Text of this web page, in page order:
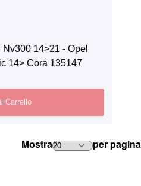
14˃21 - Opel
14˃ Cora 135147
Carrello
Mostra per pagina